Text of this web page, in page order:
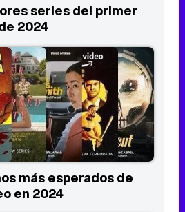
series del primer
2024
más esperados de
en 2024